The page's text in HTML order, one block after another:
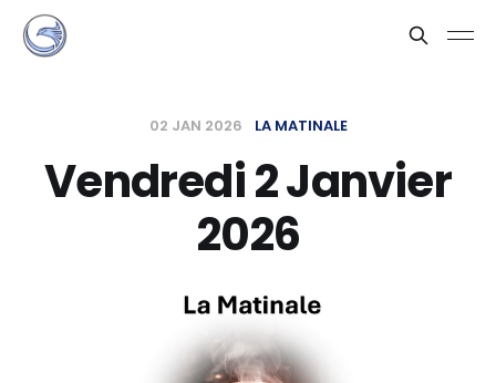
02 JAN 2026 LA MATINALE
Vendredi 2 Janvier
2026